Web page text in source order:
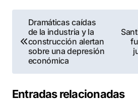
Navegación
de
entradas
Dramáticas caídas
de la industria y la
construcción alertan
sobre una depresión
económica
Entradas relacionadas